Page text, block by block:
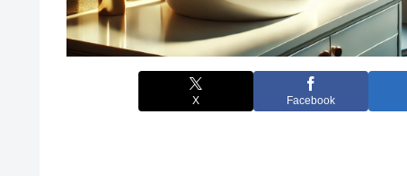
X Facebook